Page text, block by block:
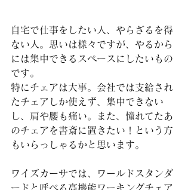
自宅で仕事をしたい人、やらざるを得
ない人。思いは様々ですが、やるから
には集中できるスペースにしたいもの
です。
特にチェアは大事。会社では支給され
たチェアしか使えず、集中できない
し、肩や腰も痛い。また、憧れてたあ
のチェアを書斎に置きたい！という方
もいらっしゃるかと思います。
ワイズカーサでは、ワールドスタンダ
ードと呼べる高機能ワーキングチェア